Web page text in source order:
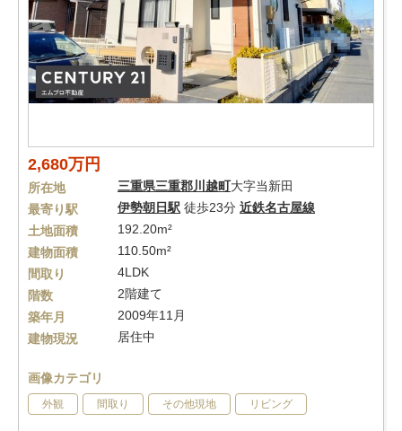
2,680万円
所在地 三重県三重郡川越町大字当新田
最寄り駅
伊勢朝日駅 徒歩23分 近鉄名古屋線
土地面積
192.20m²
建物面積
110.50m²
間取り
4LDK
階数
2階建て
築年月
2009年11月
建物現況
居住中
画像カテゴリ
外観 間取り その他現地 リビング